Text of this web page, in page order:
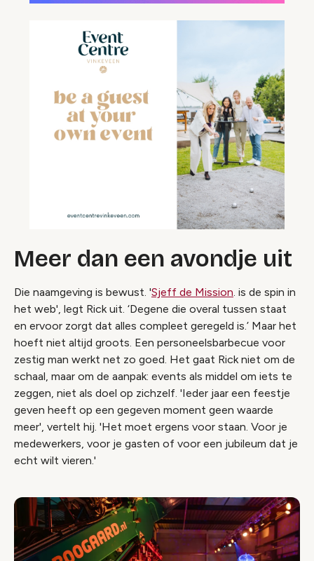
Meer dan een avondje uit
Die naamgeving is bewust. 'Sjeff de Mission . is de spin in
het web', legt Rick uit. ‘Degene die overal tussen staat
en ervoor zorgt dat alles compleet geregeld is.’ Maar het
hoeft niet altijd groots. Een personeelsbarbecue voor
zestig man werkt net zo goed. Het gaat Rick niet om de
schaal, maar om de aanpak: events als middel om iets te
zeggen, niet als doel op zichzelf. 'Ieder jaar een feestje
geven heeft op een gegeven moment geen waarde
meer', vertelt hij. 'Het moet ergens voor staan. Voor je
medewerkers, voor je gasten of voor een jubileum dat je
echt wilt vieren.'